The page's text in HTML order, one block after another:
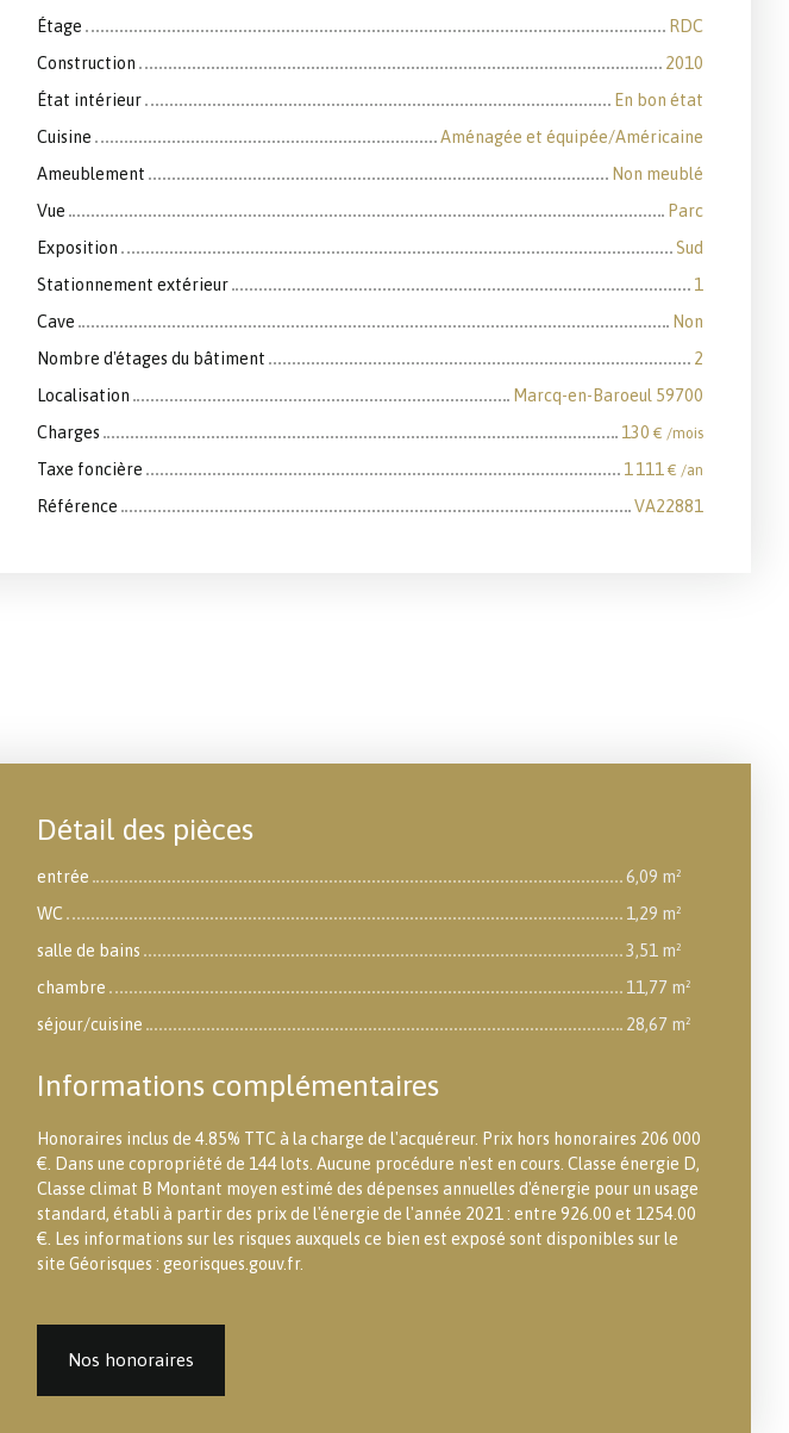
Étage
RDC
Construction
2010
État intérieur
En bon état
Cuisine
Aménagée et équipée/Américaine
Ameublement
Non meublé
Vue
Parc
Exposition
Sud
Stationnement extérieur
1
Cave
Non
Nombre d'étages du bâtiment
2
Localisation
Marcq-en-Baroeul 59700
Charges
130 € /mois
Taxe foncière 1 111 € /an
Référence VA22881
Détail des pièces
entrée
6,09 m²
WC
1,29 m²
salle de bains
3,51 m²
chambre
11,77 m²
séjour/cuisine
28,67 m²
Informations complémentaires
Honoraires inclus de 4.85% TTC à la charge de l'acquéreur. Prix hors honoraires 206 000
€. Dans une copropriété de 144 lots. Aucune procédure n'est en cours. Classe énergie D,
Classe climat B Montant moyen estimé des dépenses annuelles d'énergie pour un usage
standard, établi à partir des prix de l'énergie de l'année 2021 : entre 926.00 et 1254.00
€. Les informations sur les risques auxquels ce bien est exposé sont disponibles sur le
site Géorisques : georisques.gouv.fr.
Nos honoraires